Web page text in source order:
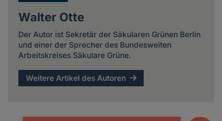
Walter Otte
Der Autor ist Sekretär der Säkularen Grünen Berlin
und einer der Sprecher des Bundesweiten
Arbeitskreises Säkulare Grüne.
Weitere Artikel des Autoren